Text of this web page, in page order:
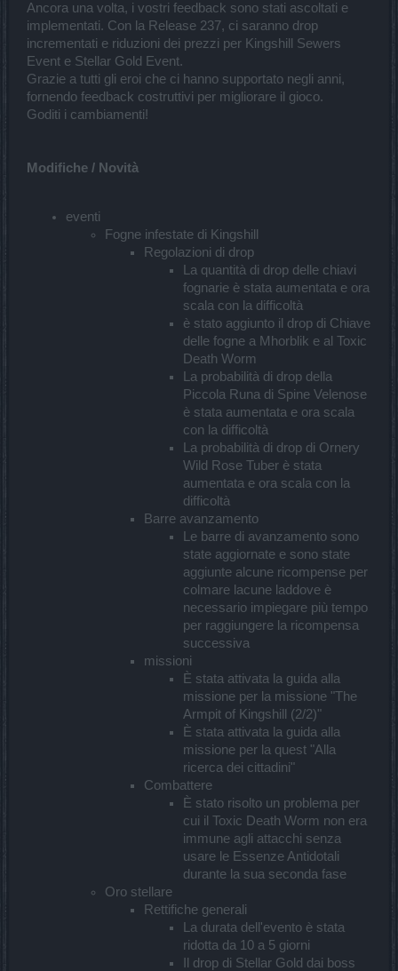
Ancora una volta, i vostri feedback sono stati ascoltati e
implementati. Con la Release 237, ci saranno drop
incrementati e riduzioni dei prezzi per Kingshill Sewers
Event e Stellar Gold Event.
Grazie a tutti gli eroi che ci hanno supportato negli anni,
fornendo feedback costruttivi per migliorare il gioco.
Goditi i cambiamenti!
Modifiche / Novità
eventi
Fogne infestate di Kingshill
Regolazioni di drop
La quantità di drop delle chiavi
fognarie è stata aumentata e ora
scala con la difficoltà
è stato aggiunto il drop di Chiave
delle fogne a Mhorblik e al Toxic
Death Worm
La probabilità di drop della
Piccola Runa di Spine Velenose
è stata aumentata e ora scala
con la difficoltà
La probabilità di drop di Ornery
Wild Rose Tuber è stata
aumentata e ora scala con la
difficoltà
Barre avanzamento
Le barre di avanzamento sono
state aggiornate e sono state
aggiunte alcune ricompense per
colmare lacune laddove è
necessario impiegare più tempo
per raggiungere la ricompensa
successiva
missioni
È stata attivata la guida alla
missione per la missione "The
Armpit of Kingshill (2/2)"
È stata attivata la guida alla
missione per la quest "Alla
ricerca dei cittadini"
Combattere
È stato risolto un problema per
cui il Toxic Death Worm non era
immune agli attacchi senza
usare le Essenze Antidotali
durante la sua seconda fase
Oro stellare
Rettifiche generali
La durata dell'evento è stata
ridotta da 10 a 5 giorni
Il drop di Stellar Gold dai boss